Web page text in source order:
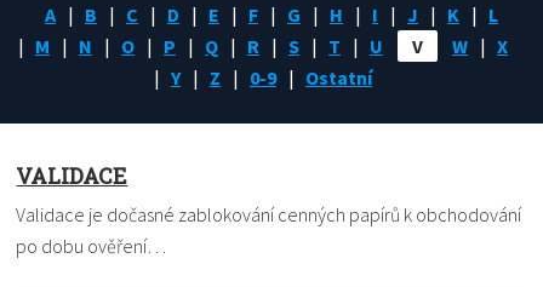
A B C D E F G H I J K
L
M
N O P Q R S T U V W
X
Y
Z 0-9 Ostatní
VALIDACE
Validace je dočasné zablokování cenných papírů k obchodování
po dobu ověření…